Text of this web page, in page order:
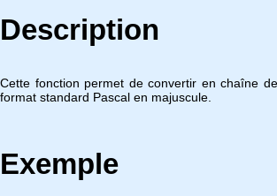
Description
Cette fonction permet de convertir en chaîne
format standard Pascal en majuscule.
Exemple